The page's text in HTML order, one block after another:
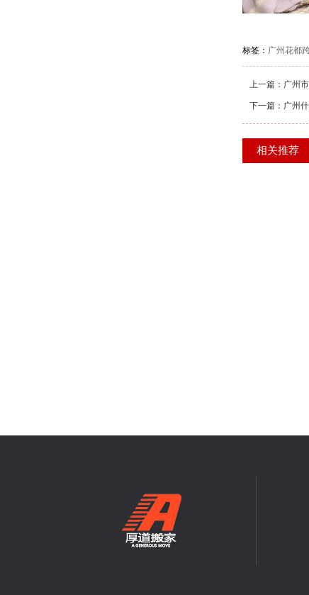
标签： 广州花都
上一篇： 广州
下一篇： 广州
相关推荐